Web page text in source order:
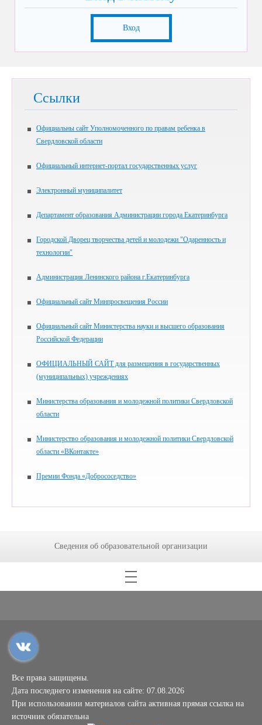
Вход
Ссылки
Официальны сайт Уполномоченного по правам ребенка в
Свердловской области
Официальный интернет-портал государственных услуг
Электронный муниципалитет
Департамент образования Администрации города Екатеринбурга
Городской Дворец творчества детей и молодежи "Одаренность и
технологии"
Администрация Ленинского района г.Екатеринбурга
Официальный сайт Минпросвещения России
Официальный сайт Министерства науки и высшего образования
Российской Федерации
ОФИЦИАЛЬНЫЙ САЙТ для размещения в государственных
(муниципальных) учреждениях
Министерства образования и молодежной политики Свердловской
области
Министерство образования и молодежной политики Свердловской
области «ВКонтакте»
Премии Фонда «Добрососедство»
Сведения об образовательной организации
Все права защищены.
Дата последнего изменения на сайте: 07.08.2026
При использовании материалов сайта активная прямая ссылка на
источник обязательна